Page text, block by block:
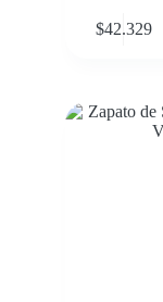
$42.329